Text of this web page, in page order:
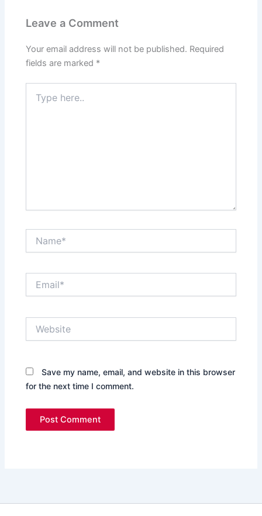
Leave a Comment
Your email address will not be published. Required
fields are marked *
here..
Save my name, email, and website in this browser
for the next time I comment.